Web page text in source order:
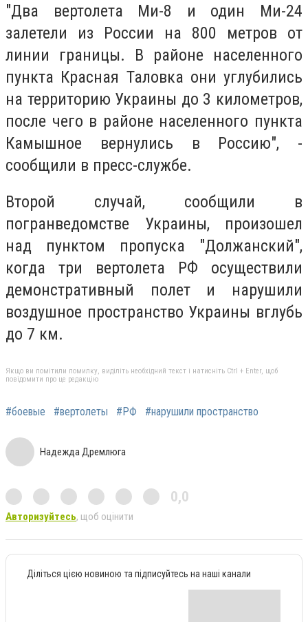
"Два вертолета Ми-8 и один Ми-24
залетели из России на 800 метров от
линии границы. В районе населенного
пункта Красная Таловка они углубились
на территорию Украины до 3 километров,
после чего в районе населенного пункта
Камышное вернулись в Россию", -
сообщили в пресс-службе.
Второй случай, сообщили в
погранведомстве Украины, произошел
над пунктом пропуска "Должанский",
когда три вертолета РФ осуществили
демонстративный полет и нарушили
воздушное пространство Украины вглубь
до 7 км.
Якщо ви помітили помилку, виділіть необхідний текст і натисніть Ctrl + Enter, щоб
повідомити про це редакцію
#боевые #вертолеты #РФ #нарушили пространство
Надежда Дремлюга
0,0
Авторизуйтесь, щоб оцінити
Діліться цією новиною та підписуйтесь на наші канали